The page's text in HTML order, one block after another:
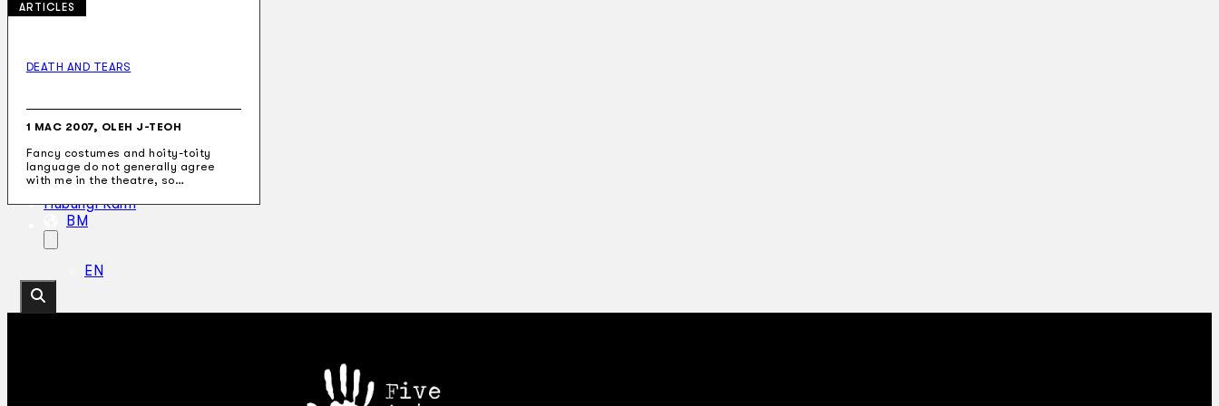
Teater
Tarian
Penapisan
Sejarah Lisan
Mengenai Kami
Hubungi Kami
BM
EN
ARTICLES
DEATH AND TEARS
1 MAC 2007, OLEH J-TEOH
Fancy costumes and hoity-toity
language do not generally agree
with me in the theatre, so…